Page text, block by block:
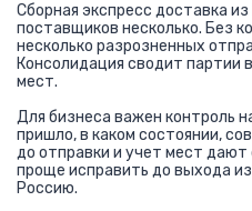
Сборная экспресс доставка
поставщиков несколько. Без
несколько разрозненных
Консолидация сводит партии
мест.
Для бизнеса важен контроль
пришло, в каком состоянии,
до отправки и учет мест дают
проще исправить до выхода
Россию.